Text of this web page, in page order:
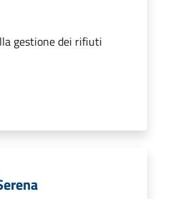
gestione dei rifiuti